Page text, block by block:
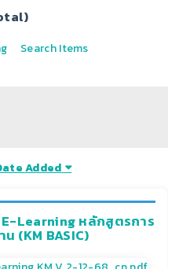
Search Items
Added
E-Learning หลักสูตรการ
(KM BASIC)